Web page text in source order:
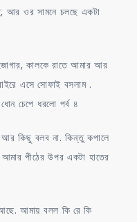
আর ওর সামনে চলছে একটা
কালকে রাতে আমার আর
এসে সোফাই বসলাম .
চেপে ধরলো পর্ব ৪
আর কিছু বলব না. কিন্তু কপালে
আমার পীঠের উপর একটা হাতের
আছে. আমায় বলল কি রে কি